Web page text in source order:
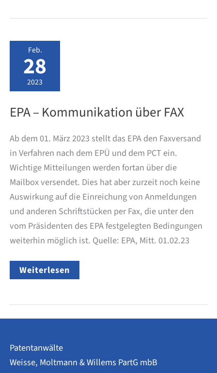
Wegfall
Frist
ab
1.
November
2023
Feb.
28
2023
EPA – Kommunikation über FAX
Ab dem 01. März 2023 stellt das EPA den Faxversand
in Verfahren nach dem EPÜ und dem PCT ein.
Wichtige Mitteilungen werden fortan über die
Mailbox versendet. Dies hat aber zurzeit noch keine
Auswirkung auf die Einreichung von Anmeldungen
und anderen Schriftstücken per Fax, die unter den
vom Präsidenten des EPA festgelegten Bedingungen
weiterhin möglich ist. Quelle: EPA, Mitt. 01.02.23
EPA
–
FAX
Weiterlesen
Patentanwälte
Weisse, Moltmann & Willems PartG mbB